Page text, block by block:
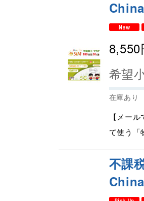
8,550
希望
在庫あり
【メー
て使う
不課